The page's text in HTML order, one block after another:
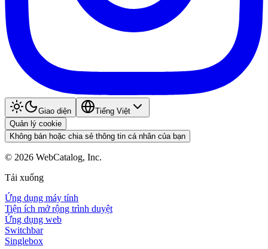
Giao diện
Tiếng Việt
Quản lý cookie
Không bán hoặc chia sẻ thông tin cá nhân của bạn
© 2026 WebCatalog, Inc.
Tải xuống
Ứng dụng máy tính
Tiện ích mở rộng trình duyệt
Ứng dụng web
Switchbar
Singlebox